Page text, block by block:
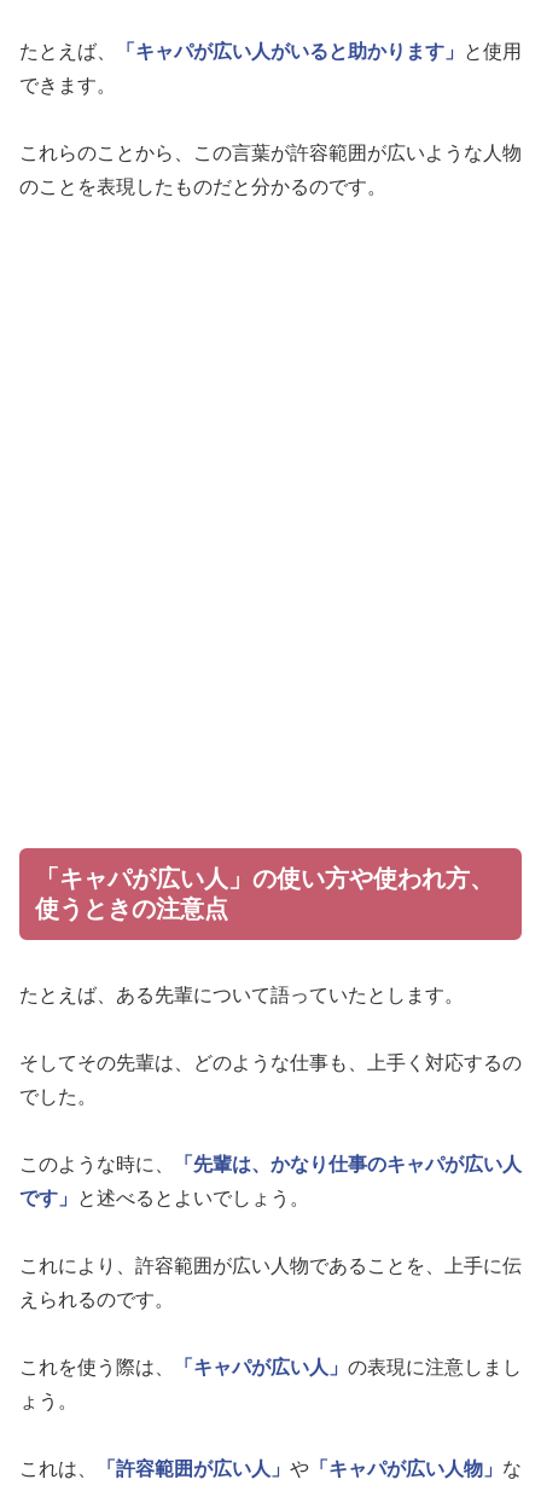
たとえば、 「キャパが広い人がいると助かります」
と使用
できます。
これらのことから、この言葉が許容範囲が広いような人物
のことを表現したものだと分かるのです。
「キャパが広い人」の使い方や使われ方、
使うときの注意点
たとえば、ある先輩について語っていたとします。
そしてその先輩は、どのような仕事も、上手く対応するの
でした。
このような時に、
「先輩は、かなり仕事のキャパが広い人
です」
と述べるとよいでしょう。
これにより、許容範囲が広い人物であることを、上手に伝
えられるのです。
これを使う際は、 「キャパが広い人」 の表現に注意しまし
ょう。
これは、 「許容範囲が広い人」 や 「キャパが広い人物」 な